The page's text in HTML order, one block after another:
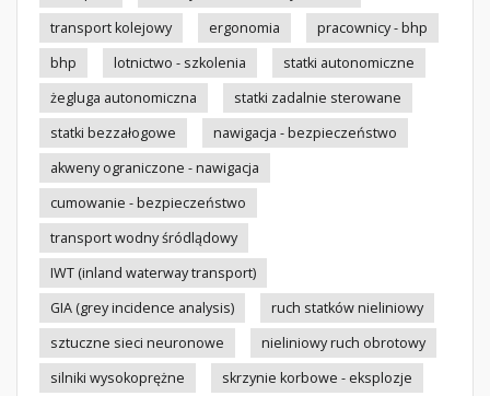
transport kolejowy
ergonomia
pracownicy - bhp
bhp
lotnictwo - szkolenia
statki autonomiczne
żegluga autonomiczna
statki zadalnie sterowane
statki bezzałogowe
nawigacja - bezpieczeństwo
akweny ograniczone - nawigacja
cumowanie - bezpieczeństwo
transport wodny śródlądowy
IWT (inland waterway transport)
GIA (grey incidence analysis)
ruch statków nieliniowy
sztuczne sieci neuronowe
nieliniowy ruch obrotowy
silniki wysokoprężne
skrzynie korbowe - eksplozje